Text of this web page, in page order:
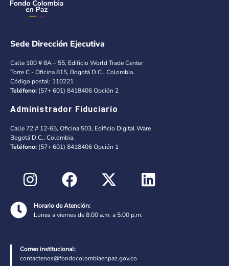
Sede Dirección Ejecutiva
Calle 100 # 8A – 55, Edificio World Trade Center
Torre C - Oficina 815, Bogotá D.C., Colombia.
Código postal: 110221
Teléfono: (57+ 601) 8418406 Opción 2
Administrador Fiduciario
Calle 72 # 12-65, Oficina 503, Edificio Digital Ware
Bogotá D.C., Colombia.
Teléfono: (57+ 601) 8418406 Opción 1
Horario de Atención:
Lunes a viernes de 8:00 a.m. a 5:00 p.m.
Correo institucional:
contactenos@fondocolombiaenpaz.gov.co